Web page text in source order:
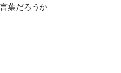
葉だろうか